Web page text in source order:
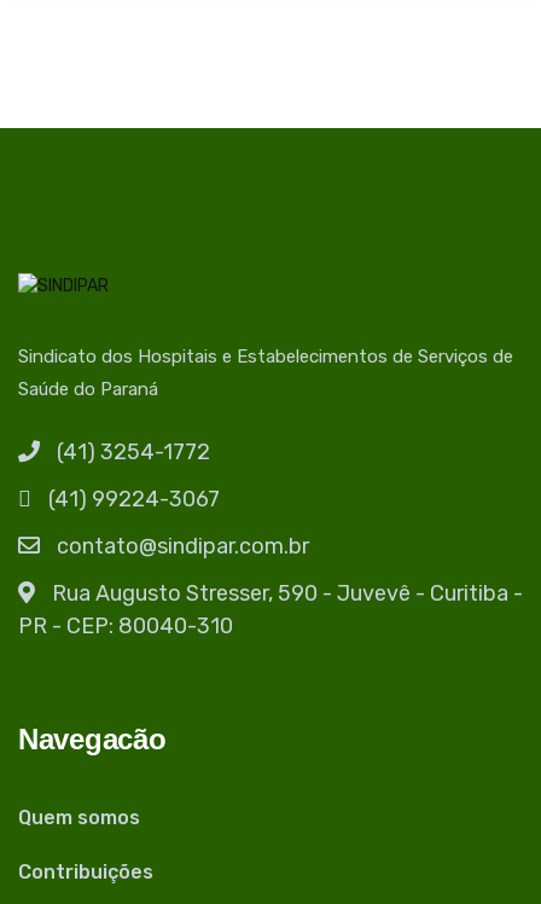
Sindicato dos Hospitais e Estabelecimentos de Serviços de
Saúde do Paraná
(41) 3254-1772
(41) 99224-3067
contato@sindipar.com.br
Rua Augusto Stresser, 590 - Juvevê - Curitiba -
PR - CEP: 80040-310
Navegacão
Quem somos
Contribuições